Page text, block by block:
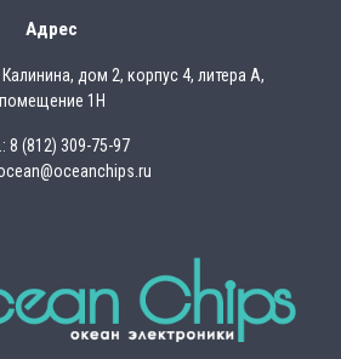
Адрес
Калинина, дом 2, корпус 4, литера А,
помещение 1Н
8 (812) 309-75-97